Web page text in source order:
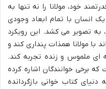
خود، مولانا را نه تنها به
انسان با تمام ابعاد وجودی
به تصویر می کشد. این رویکرد
با مولانا همذات پنداری کند و
ای ملموس و زنده تجربه کند.
برخی خوانندگان اشاره کرده
دنیای کتاب خوانی بازگردانده